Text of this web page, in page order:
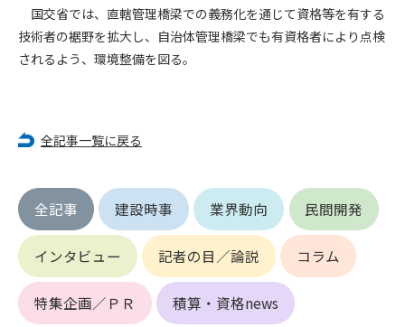
国交省では、直轄管理橋梁での義務化を通じて資格等を有する
技術者の裾野を拡大し、自治体管理橋梁でも有資格者により点検
されるよう、環境整備を図る。
全記事一覧に戻る
全記事 建設時事 業界動向 民間開発
インタビュー 記者の目／論説 コラム
特集企画／ＰＲ 積算・資格news
(3) 会員申し込みの際、申告事項に虚偽があった場合
(4) 会員申込者が管理者所定の手続き通りに会員申込手続き処
理を行わなかった場合
(5) その他管理者が会員とすることを不適当と判断した場合
ます。
1. 会員は申込の際に管理者が発行したIDおよびパスワードの使
用および管理について責任を負うものとします。
2. 会員は、自己のIDおよびパスワードを、貸与、譲渡、売買、
その他形態を問わず、第三者に利用させることはできませ
ん。
3. 会員は、IDおよびパスワードの管理不十分、使用上の過誤、
第三者（他の会員を含む）の使用等による損害について責任